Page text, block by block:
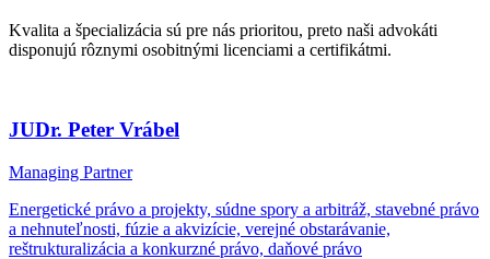
Kvalita a špecializácia sú pre nás prioritou, preto naši advokáti
disponujú rôznymi osobitnými licenciami a certifikátmi.
JUDr. Peter Vrábel
Managing Partner
Energetické právo a projekty, súdne spory a arbitráž, stavebné právo
a nehnuteľnosti, fúzie a akvizície, verejné obstarávanie,
reštrukturalizácia a konkurzné právo, daňové právo